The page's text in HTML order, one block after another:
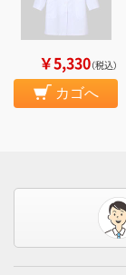
￥5,330（税込）
カゴへ